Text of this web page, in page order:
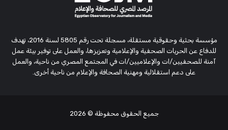
مؤسسة بحثية وحقوقية مستقلة، مسجلة تحت رقم 5805 لسنة 2016، تهدف
للدفاع عن الحريات الصحفية والإعلامية وتعزيزها، والعمل على توفير بيئة عمل
آمنة للصحفيين/ات والإعلاميين/ات في المجتمع المصري من ناحية، والعمل
على دعم استقلالية ومهنية الصحافة والإعلام من ناحية أخرى.
جميع الحقوق محفوظة © 2026